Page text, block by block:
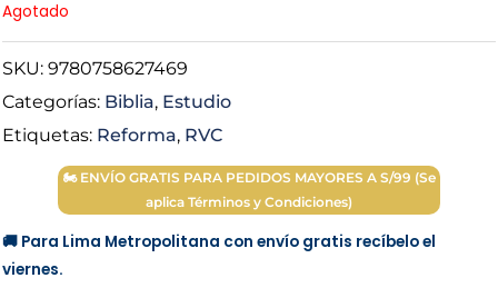
Agotado
SKU: 9780758627469
Categorías: Biblia, Estudio
Etiquetas: Reforma, RVC
🏍 ENVÍO GRATIS PARA PEDIDOS MAYORES A S/99 (Se
aplica Términos y Condiciones)
🚚 Para Lima Metropolitana con envío gratis recíbelo el
viernes.